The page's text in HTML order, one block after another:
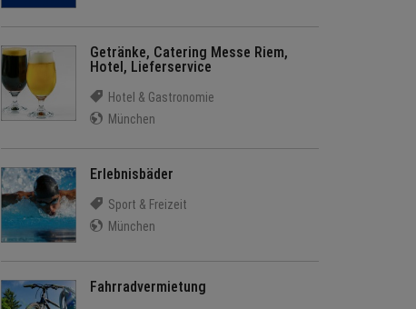
Getränke, Catering Messe Riem,
Hotel, Lieferservice
Hotel & Gastronomie
München
Erlebnisbäder
Sport & Freizeit
München
Fahrradvermietung